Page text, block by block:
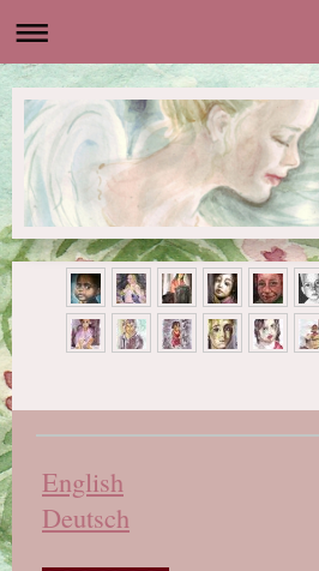
English
Deutsch